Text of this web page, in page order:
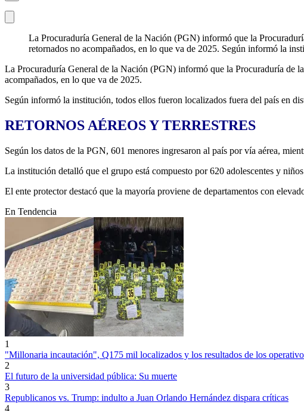
La Procuraduría General de la Nación (PGN) informó que la
retornados no acompañados, en lo que va de 2025. Según informó la
La Procuraduría General de la Nación (PGN) informó que la Procuraduría de
acompañados, en lo que va de 2025.
Según informó la institución, todos ellos fueron localizados fuera del país en
RETORNOS AÉREOS Y TERRESTRES
Según los datos de la PGN, 601 menores ingresaron al país por vía aérea,
La institución detalló que el grupo está compuesto por 620 adolescentes y
El ente protector destacó que la mayoría proviene de departamentos con
En Tendencia
1
"Millonaria incautación", Q175 mil localizados y los resultados de los
2
El futuro de la universidad pública: Su muerte
3
Republicanos vs. Trump: indulto a Juan Orlando Hernández dispara críticas
4